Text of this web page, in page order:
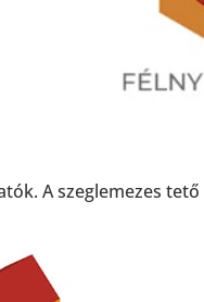
A szeglemezes